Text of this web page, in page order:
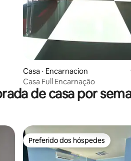
Casa ⋅ Encarnacion
Casa Full Encarnação
de casa por
Preferido dos hóspedes
Preferido dos hóspedes